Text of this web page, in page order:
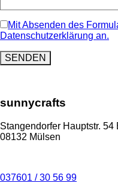
Mit Absenden des
Datenschutzerklärung an.
sunnycrafts
Stangendorfer Hauptstr. 54
08132 Mülsen
037601 / 30 56 99